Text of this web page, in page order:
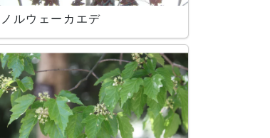
ノルウェーカエデ